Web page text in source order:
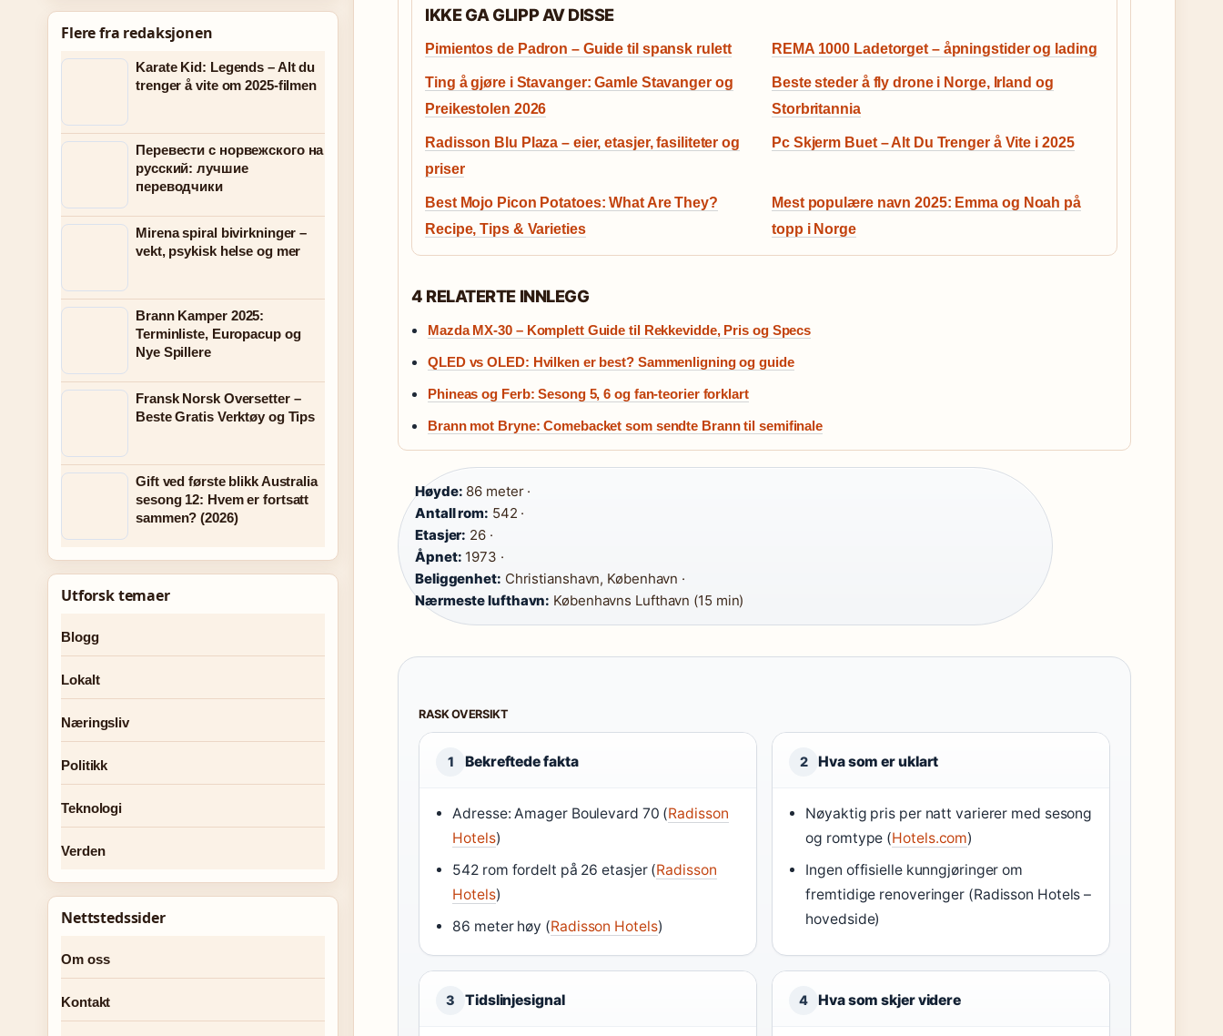
IKKE GA GLIPP AV DISSE
Pimientos de Padron – Guide til spansk rulett REMA 1000 Ladetorget – åpningstider og lading
Ting å gjøre i Stavanger: Gamle Stavanger og
Preikestolen 2026
Beste steder å fly drone i Norge, Irland og
Storbritannia
Radisson Blu Plaza – eier, etasjer, fasiliteter og
priser
Pc Skjerm Buet – Alt Du Trenger å Vite i 2025
Best Mojo Picon Potatoes: What Are They?
Recipe, Tips & Varieties
Mest populære navn 2025: Emma og Noah på
topp i Norge
4 RELATERTE INNLEGG
Mazda MX-30 – Komplett Guide til Rekkevidde, Pris og Specs
QLED vs OLED: Hvilken er best? Sammenligning og guide
Phineas og Ferb: Sesong 5, 6 og fan-teorier forklart
Brann mot Bryne: Comebacket som sendte Brann til semifinale
Høyde: 86 meter ·
Antall rom: 542 ·
Etasjer: 26 ·
Åpnet: 1973 ·
Beliggenhet: Christianshavn, København ·
Nærmeste lufthavn: Københavns Lufthavn (15 min)
RASK OVERSIKT
1 Bekreftede fakta
Adresse: Amager Boulevard 70 (Radisson
Hotels)
542 rom fordelt på 26 etasjer (Radisson
Hotels)
86 meter høy (Radisson Hotels)
2 Hva som er uklart
Nøyaktig pris per natt varierer med sesong
og romtype (Hotels.com)
Ingen offisielle kunngjøringer om
fremtidige renoveringer (Radisson Hotels –
hovedside)
3 Tidslinjesignal 4 Hva som skjer videre
Flere fra redaksjonen
Karate Kid: Legends – Alt du
trenger å vite om 2025-filmen
Перевести с норвежского на
русский: лучшие
переводчики
Mirena spiral bivirkninger –
vekt, psykisk helse og mer
Brann Kamper 2025:
Terminliste, Europacup og
Nye Spillere
Fransk Norsk Oversetter –
Beste Gratis Verktøy og Tips
Gift ved første blikk Australia
sesong 12: Hvem er fortsatt
sammen? (2026)
Utforsk temaer
Blogg
Lokalt
Næringsliv
Politikk
Teknologi
Verden
Nettstedssider
Om oss
Kontakt